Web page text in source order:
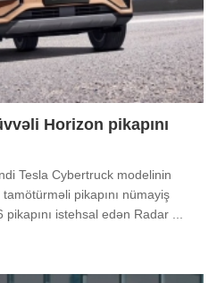
Horizon pikapını
Tesla Cybertruck modelinin
pikapını nümayiş
istehsal edən Radar ...